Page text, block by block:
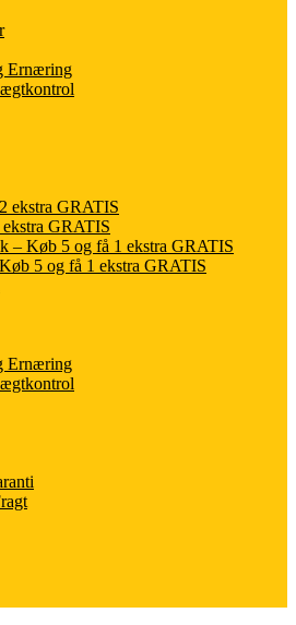
Ernæring
ekstra GRATIS
GRATIS
– Køb 5 og få 1 ekstra GRATIS
5 og få 1 ekstra GRATIS
Ernæring